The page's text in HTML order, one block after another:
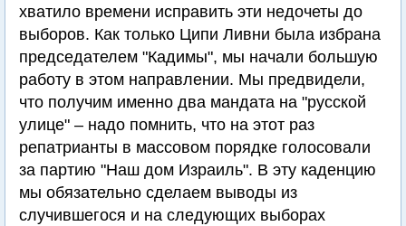
хватило времени исправить эти недочеты до
выборов. Как только Ципи Ливни была избрана
председателем "Кадимы", мы начали большую
работу в этом направлении. Мы предвидели,
что получим именно два мандата на "русской
улице" – надо помнить, что на этот раз
репатрианты в массовом порядке голосовали
за партию "Наш дом Израиль". В эту каденцию
мы обязательно сделаем выводы из
случившегося и на следующих выборах